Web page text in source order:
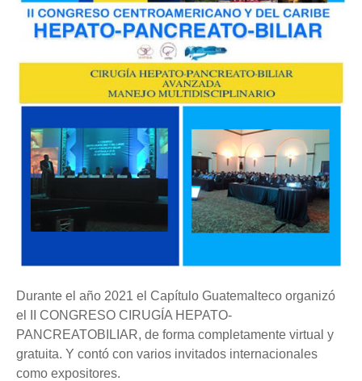
Durante el año 2021 el Capítulo Guatemalteco organizó
el II CONGRESO CIRUGÍA HEPATO-
PANCREATOBILIAR, de forma completamente virtual y
gratuita. Y contó con varios invitados internacionales
como expositores.